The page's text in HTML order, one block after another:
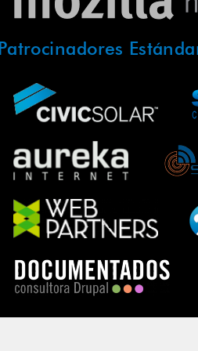
Patrocinadores